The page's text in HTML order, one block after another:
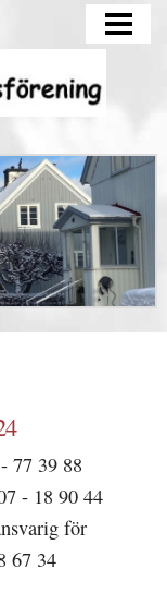
77 39 88
- 18 90 44
för
67 34